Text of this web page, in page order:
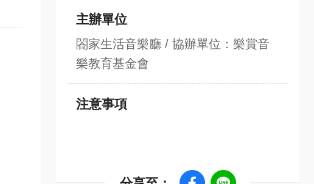
主辦單位
閤家生活音樂廳 / 協辦單位：樂賞音
樂教育基金會
注意事項